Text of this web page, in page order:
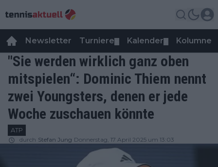
Newsletter Turniere Kalender Kolumnen
"Sie werden wirklich ganz oben
mitspielen“: Dominic Thiem nennt
zwei Youngsters, denen er jede
Woche zuschauen könnte
ATP
durch Stefan Jung Donnerstag, 17 April 2025 um 13:03